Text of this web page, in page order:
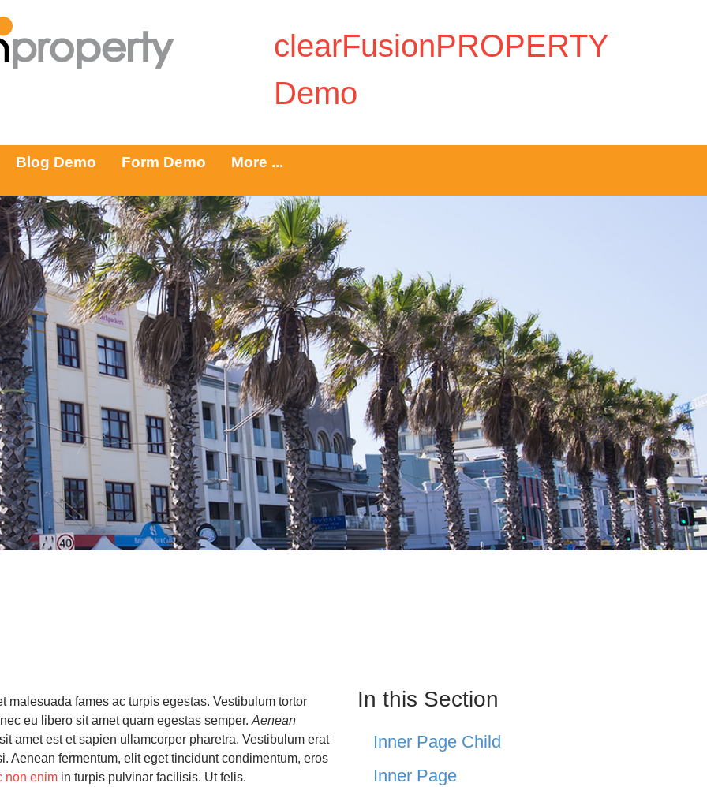
clearFusionPROPERTY
Demo
Blog Demo Form Demo More ...
malesuada fames ac turpis egestas. Vestibulum tortor
eu libero sit amet quam egestas semper. Aenean
amet est et sapien ullamcorper pharetra. Vestibulum erat
Aenean fermentum, elit eget tincidunt condimentum, eros
non enim in turpis pulvinar facilisis. Ut felis.
In this Section
Inner Page Child
Inner Page